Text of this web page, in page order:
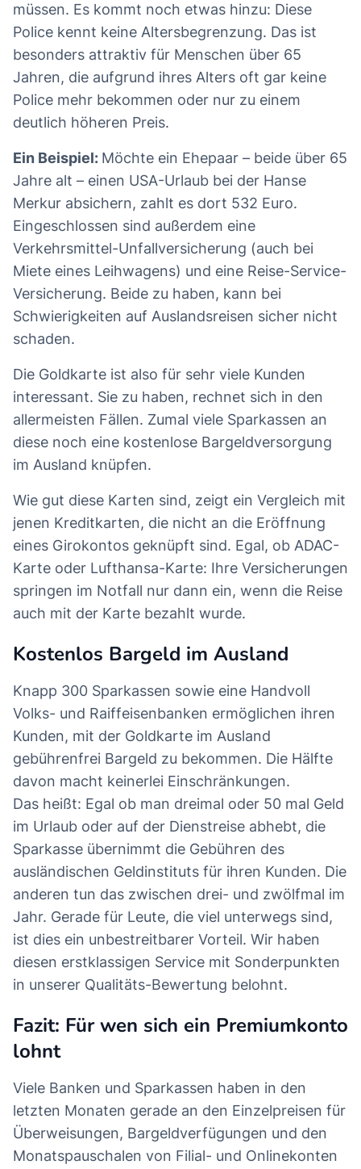
müssen. Es kommt noch etwas hinzu: Diese
Police kennt keine Altersbegrenzung. Das ist
besonders attraktiv für Menschen über 65
Jahren, die aufgrund ihres Alters oft gar keine
Police mehr bekommen oder nur zu einem
deutlich höheren Preis.
Ein Beispiel: Möchte ein Ehepaar – beide über 65
Jahre alt – einen USA-Urlaub bei der Hanse
Merkur absichern, zahlt es dort 532 Euro.
Eingeschlossen sind außerdem eine
Verkehrsmittel-Unfallversicherung (auch bei
Miete eines Leihwagens) und eine Reise-Service-
Versicherung. Beide zu haben, kann bei
Schwierigkeiten auf Auslandsreisen sicher nicht
schaden.
Die Goldkarte ist also für sehr viele Kunden
interessant. Sie zu haben, rechnet sich in den
allermeisten Fällen. Zumal viele Sparkassen an
diese noch eine kostenlose Bargeldversorgung
im Ausland knüpfen.
Wie gut diese Karten sind, zeigt ein Vergleich mit
jenen Kreditkarten, die nicht an die Eröffnung
eines Girokontos geknüpft sind. Egal, ob ADAC-
Karte oder Lufthansa-Karte: Ihre Versicherungen
springen im Notfall nur dann ein, wenn die Reise
auch mit der Karte bezahlt wurde.
Kostenlos Bargeld im Ausland
Knapp 300 Sparkassen sowie eine Handvoll
Volks- und Raiffeisenbanken ermöglichen ihren
Kunden, mit der Goldkarte im Ausland
gebührenfrei Bargeld zu bekommen. Die Hälfte
davon macht keinerlei Einschränkungen.
Das heißt: Egal ob man dreimal oder 50 mal Geld
im Urlaub oder auf der Dienstreise abhebt, die
Sparkasse übernimmt die Gebühren des
ausländischen Geldinstituts für ihren Kunden. Die
anderen tun das zwischen drei- und zwölfmal im
Jahr. Gerade für Leute, die viel unterwegs sind,
ist dies ein unbestreitbarer Vorteil. Wir haben
diesen erstklassigen Service mit Sonderpunkten
in unserer Qualitäts-Bewertung belohnt.
Fazit: Für wen sich ein Premiumkonto
lohnt
Viele Banken und Sparkassen haben in den
letzten Monaten gerade an den Einzelpreisen für
Überweisungen, Bargeldverfügungen und den
Monatspauschalen von Filial- und Onlinekonten